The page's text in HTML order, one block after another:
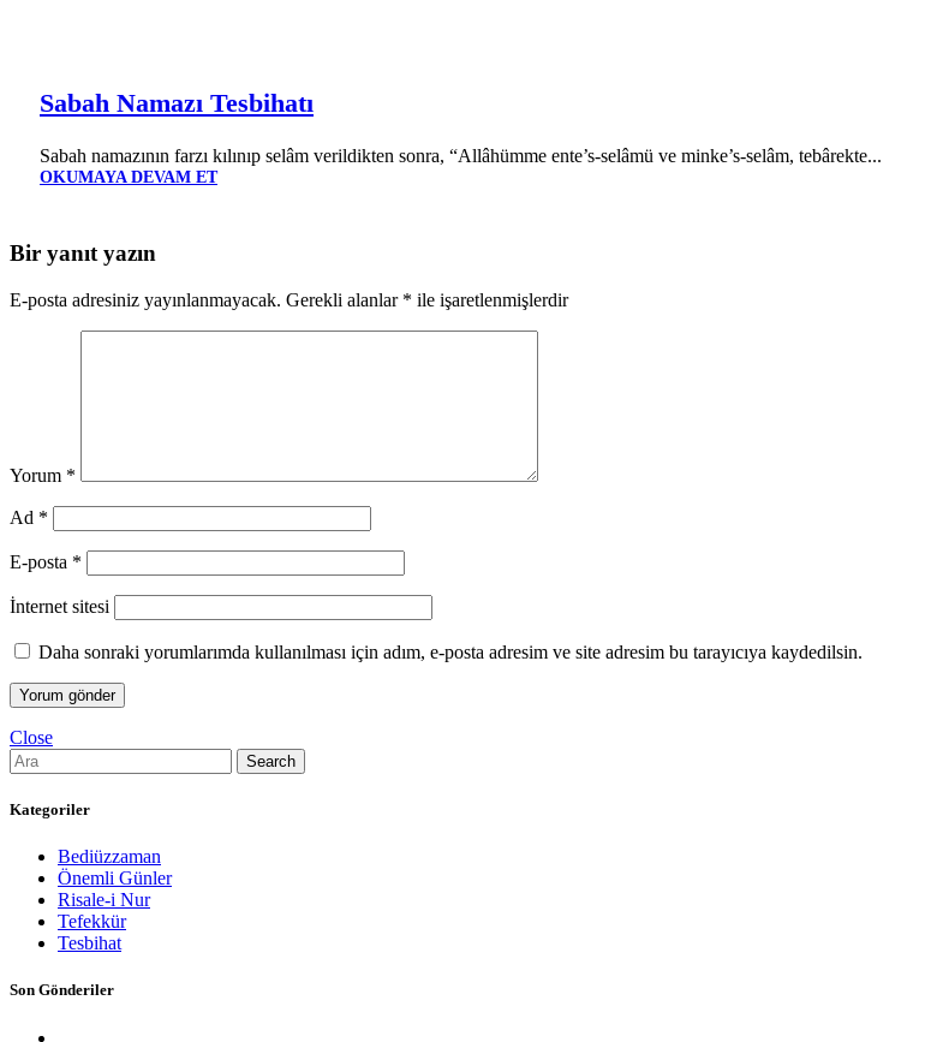
Sabah Namazı Tesbihatı
Sabah namazının farzı kılınıp selâm verildikten sonra, “Allâhümme ente’s-selâmü ve minke’s-selâm, tebârekte...
OKUMAYA DEVAM ET
Bir yanıt yazın
E-posta adresiniz yayınlanmayacak. Gerekli alanlar * ile işaretlenmişlerdir
Yorum *
Ad *
E-posta *
İnternet sitesi
Daha sonraki yorumlarımda kullanılması için adım, e-posta adresim ve site adresim bu tarayıcıya kaydedilsin.
Close
Search
Kategoriler
Bediüzzaman
Önemli Günler
Risale-i Nur
Tefekkür
Tesbihat
Son Gönderiler